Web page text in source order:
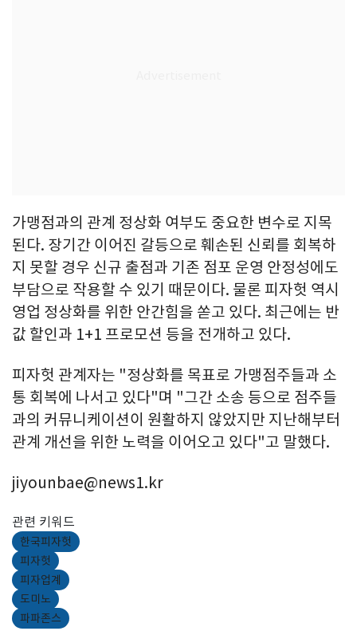
가맹점과의 관계 정상화 여부도 중요한 변수로 지목
된다. 장기간 이어진 갈등으로 훼손된 신뢰를 회복하
지 못할 경우 신규 출점과 기존 점포 운영 안정성에도
부담으로 작용할 수 있기 때문이다. 물론 피자헛 역시
영업 정상화를 위한 안간힘을 쏟고 있다. 최근에는 반
값 할인과 1+1 프로모션 등을 전개하고 있다.
피자헛 관계자는 "정상화를 목표로 가맹점주들과 소
통 회복에 나서고 있다"며 "그간 소송 등으로 점주들
과의 커뮤니케이션이 원활하지 않았지만 지난해부터
관계 개선을 위한 노력을 이어오고 있다"고 말했다.
jiyounbae@news1.kr
관련 키워드
한국피자헛
피자헛
피자업계
도미노
파파존스